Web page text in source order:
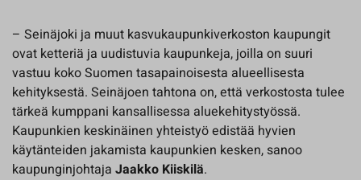
– Seinäjoki ja muut kasvukaupunkiverkoston kaupungit
ovat ketteriä ja uudistuvia kaupunkeja, joilla on suuri
vastuu koko Suomen tasapainoisesta alueellisesta
kehityksestä. Seinäjoen tahtona on, että verkostosta tulee
tärkeä kumppani kansallisessa aluekehitystyössä.
Kaupunkien keskinäinen yhteistyö edistää hyvien
käytänteiden jakamista kaupunkien kesken, sanoo
kaupunginjohtaja Jaakko Kiiskilä.